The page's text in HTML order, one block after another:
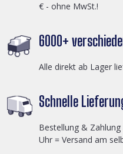
€ - ohne MwSt.!
6000+
Alle direkt ab Lager
Schnelle
Bestellung &
Uhr = Versand am